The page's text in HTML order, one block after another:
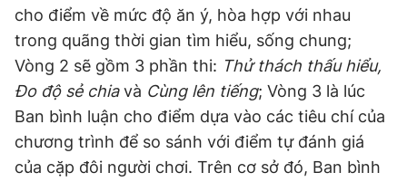
cho điểm về mức độ ăn ý, hòa hợp với nhau
trong quãng thời gian tìm hiểu, sống chung;
Vòng 2 sẽ gồm 3 phần thi: Thử thách thấu hiểu,
Đo độ sẻ chiavà Cùng lên tiếng; Vòng 3 là lúc
Ban bình luận cho điểm dựa vào các tiêu chí của
chương trình để so sánh với điểm tự đánh giá
của cặp đôi người chơi. Trên cơ sở đó, Ban bình